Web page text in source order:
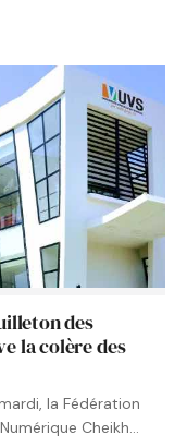
des
la colère des
la Fédération
Cheikh